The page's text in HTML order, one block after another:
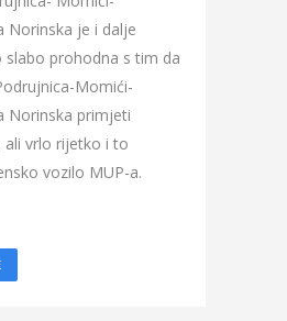
Norinska je i dalje
slabo prohodna s tim da
Momići-
Norinska primjeti
ali vrlo rijetko i to
vozilo MUP-a.